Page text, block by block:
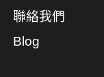
聯絡我們
Blog